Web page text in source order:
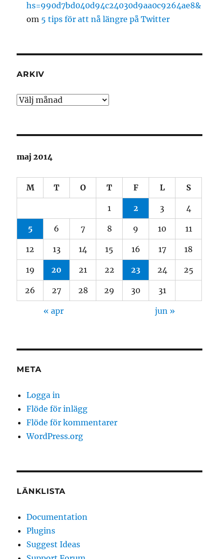
hs=990d7bd040d94c24030d9aa0c9264ae8&
om 5 tips för att nå längre på Twitter
ARKIV
Arkiv
maj 2014
M T O T F L S
1 2 3 4
5 6 7 8 9 10 11
12 13 14 15 16 17 18
19 20 21 22 23 24 25
26 27 28 29 30 31
« apr jun »
META
Logga in
Flöde för inlägg
Flöde för kommentarer
WordPress.org
LÄNKLISTA
Documentation
Plugins
Suggest Ideas